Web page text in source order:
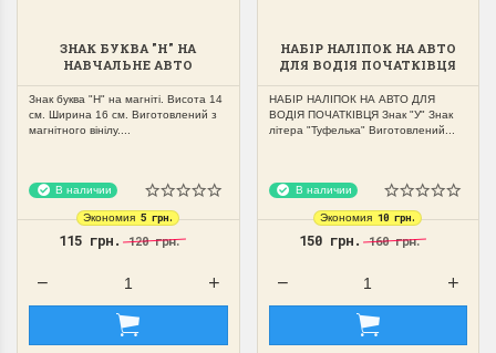
ЗНАК БУКВА "Н" НА
НАВЧАЛЬНЕ АВТО
Знак буква "Н" на магніті. Висота 14
см. Ширина 16 см. Виготовлений з
магнітного вінілу....
В наличии
Экономия 5 грн.
115 грн.120 грн.
НАБІР НАЛІПОК НА АВТО
ДЛЯ ВОДІЯ ПОЧАТКІВЦЯ
НАБІР НАЛІПОК НА АВТО ДЛЯ
ВОДІЯ ПОЧАТКІВЦЯ Знак "У" Знак
літера "Туфелька" Виготовлений...
В наличии
Экономия 10 грн.
150 грн.160 грн.